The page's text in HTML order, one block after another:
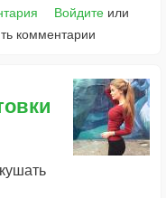
Войдитеили
комментарии